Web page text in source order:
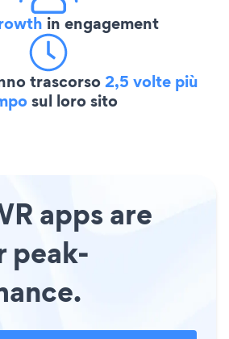
in engagement
trascorso2,5 volte più
sul loro sito
apps are
peak-